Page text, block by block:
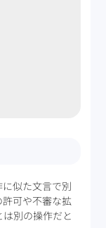
似た文言で別
可や不審な拡
別の操作だと